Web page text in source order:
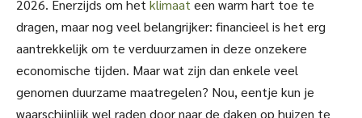
2026. Enerzijds om hetklimaateen warm hart toe te
dragen, maar nog veel belangrijker: financieel is het erg
aantrekkelijk om te verduurzamen in deze onzekere
economische tijden. Maar wat zijn dan enkele veel
genomen duurzame maatregelen? Nou, eentje kun je
waarschijnlijk wel raden door naar de daken op huizen te